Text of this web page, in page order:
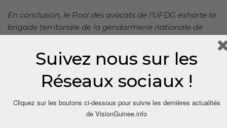
En conclusion, le Pool des avocats de l’UFDG exhorte la
brigade territoriale de la gendarmerie nationale de
droits politiques de l’UFDG et à s’abstenir de toute
action susceptible de les entraver.
Le Pool des Avocats de l’UFDG
Suivez nous sur les
Réseaux sociaux !
Cliquez sur les boutons ci-dessous pour suivre les dernières actualités
de VisionGuinee.info